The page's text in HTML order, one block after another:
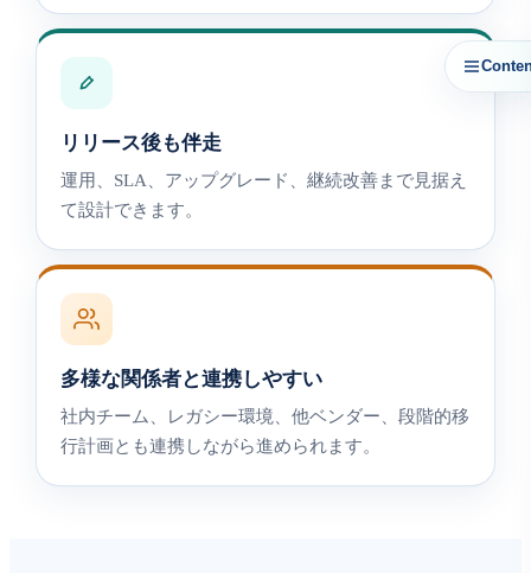
リリース後も伴走
運用、SLA、アップグレード、継続改善まで見据え
て設計できます。
多様な関係者と連携しやすい
社内チーム、レガシー環境、他ベンダー、段階的移
行計画とも連携しながら進められます。